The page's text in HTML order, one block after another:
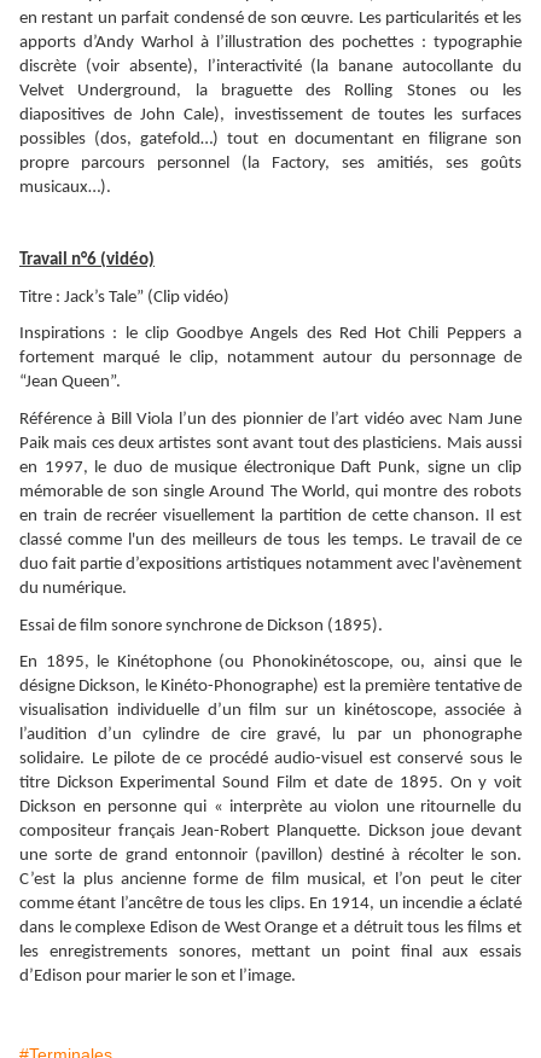
en restant un parfait condensé de son œuvre. Les particularités et les
apports d’Andy Warhol à l’illustration des pochettes : typographie
discrète (voir absente), l’interactivité (la banane autocollante du
Velvet Underground, la braguette des Rolling Stones ou les
diapositives de John Cale), investissement de toutes les surfaces
possibles (dos, gatefold…) tout en documentant en filigrane son
propre parcours personnel (la Factory, ses amitiés, ses goûts
musicaux…).
Travail n°6 (vidéo)
Titre : Jack’s Tale” (Clip vidéo)
Inspirations : le clip Goodbye Angels des Red Hot Chili Peppers a
fortement marqué le clip, notamment autour du personnage de
“Jean Queen”.
Référence à Bill Viola l’un des pionnier de l’art vidéo avec Nam June
Paik mais ces deux artistes sont avant tout des plasticiens. Mais aussi
en 1997, le duo de musique électronique Daft Punk, signe un clip
mémorable de son single Around The World, qui montre des robots
en train de recréer visuellement la partition de cette chanson. Il est
classé comme l'un des meilleurs de tous les temps. Le travail de ce
duo fait partie d’expositions artistiques notamment avec l'avènement
du numérique.
Essai de film sonore synchrone de Dickson (1895).
En 1895, le Kinétophone (ou Phonokinétoscope, ou, ainsi que le
désigne Dickson, le Kinéto-Phonographe) est la première tentative de
visualisation individuelle d’un film sur un kinétoscope, associée à
l’audition d’un cylindre de cire gravé, lu par un phonographe
solidaire. Le pilote de ce procédé audio-visuel est conservé sous le
titre Dickson Experimental Sound Film et date de 1895. On y voit
Dickson en personne qui « interprète au violon une ritournelle du
compositeur français Jean-Robert Planquette. Dickson joue devant
une sorte de grand entonnoir (pavillon) destiné à récolter le son.
C’est la plus ancienne forme de film musical, et l’on peut le citer
comme étant l’ancêtre de tous les clips. En 1914, un incendie a éclaté
dans le complexe Edison de West Orange et a détruit tous les films et
les enregistrements sonores, mettant un point final aux essais
d’Edison pour marier le son et l’image.